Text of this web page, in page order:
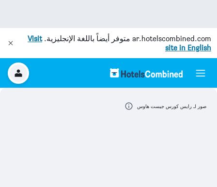
ar.hotelscombined.com متوفر أيضاً باللغة الإنجليزية.Visit
site in English
صور لـ رايس كورس جيست هاوس